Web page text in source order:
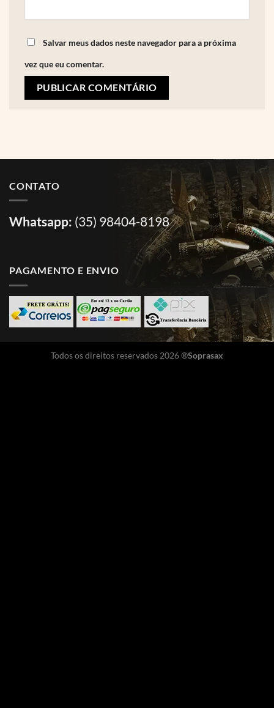
Salvar meus dados neste navegador para a próxima
vez que eu comentar.
CONTATO
Whatsapp: (35) 98404-8198
PAGAMENTO E ENVIO
Todos os direitos reservados 2026 ®Soprasax